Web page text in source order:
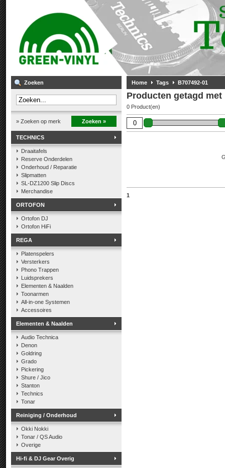
Zoeken
» Zoeken op merk Zoeken »
TECHNICS
Draaitafels
Reserve Onderdelen
Onderhoud / Reparatie
Slipmatten
SL-DZ1200 Slip Discs
Merchandise
ORTOFON
Ortofon DJ
Ortofon HiFi
REGA
Platenspelers
Versterkers
Phono Trappen
Luidsprekers
Elementen & Naalden
Toonarmen
All-in-one Systemen
Accessoires
Elementen & Naalden
Audio Technica
Denon
Goldring
Grado
Pickering
Shure / Jico
Stanton
Technics
Tonar
Reiniging / Onderhoud
Okki Nokki
Tonar / QS Audio
Overige
Hi-fi & DJ Gear Overig
Home Tags B707492-01
Producten getagd met
0 Product(en)
1